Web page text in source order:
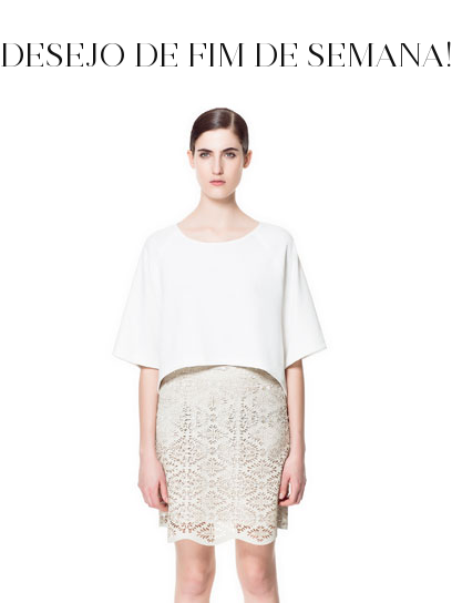
DESEJO DE FIM DE SEMANA!